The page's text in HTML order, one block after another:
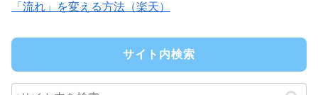
「流れ」を変える方法（楽天）
サイト内検索